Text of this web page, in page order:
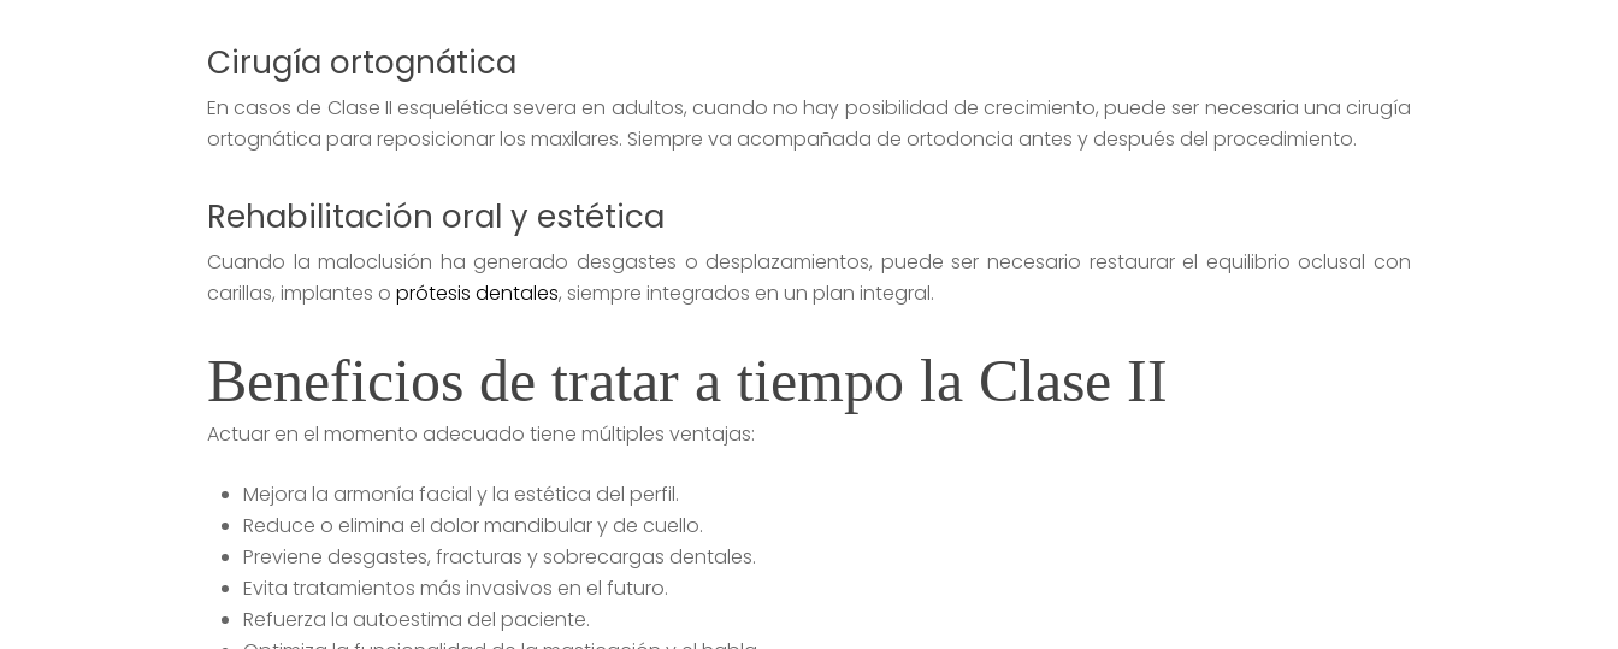
Cirugía ortognática
En casos de Clase II esquelética severa en adultos, cuando no hay posibilidad de crecimiento, puede ser necesaria una cirugía
ortognática para reposicionar los maxilares. Siempre va acompañada de ortodoncia antes y después del procedimiento.
Rehabilitación oral y estética
Cuando la maloclusión ha generado desgastes o desplazamientos, puede ser necesario restaurar el equilibrio oclusal con
carillas, implantes o prótesis dentales, siempre integrados en un plan integral.
Beneficios de tratar a tiempo la Clase II
Actuar en el momento adecuado tiene múltiples ventajas:
Mejora la armonía facial y la estética del perfil.
Reduce o elimina el dolor mandibular y de cuello.
Previene desgastes, fracturas y sobrecargas dentales.
Evita tratamientos más invasivos en el futuro.
Refuerza la autoestima del paciente.